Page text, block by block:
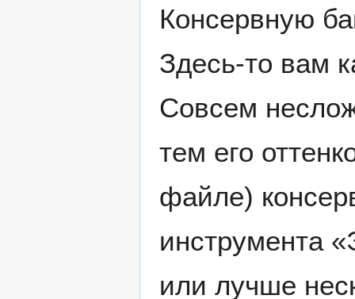
Консервную
Здесь-то вам
Совсем
тем его
файле)
инструмента
или лучше